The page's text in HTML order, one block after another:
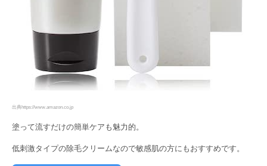
出典https://www.amazon.co.jp
塗って流すだけの簡単ケアも魅力的。
低刺激タイプの除毛クリームなので敏感肌の方にもおすすめです。